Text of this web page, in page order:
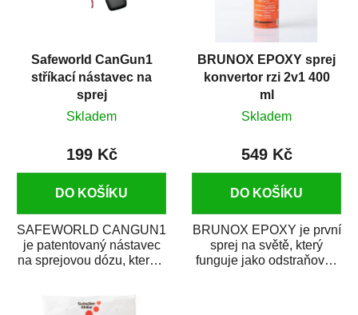
Safeworld CanGun1
stříkací nástavec na
sprej
Skladem
199 Kč
DO KOŠÍKU
SAFEWORLD CANGUN1
je patentovaný nástavec
na sprejovou dózu, který ji
BRUNOX EPOXY sprej
konvertor rzi 2v1 400
ml
Skladem
549 Kč
DO KOŠÍKU
BRUNOX EPOXY je první
sprej na světě, který
funguje jako odstraňovač